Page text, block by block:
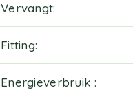
Vervangt
Fitting
Energieverbruik